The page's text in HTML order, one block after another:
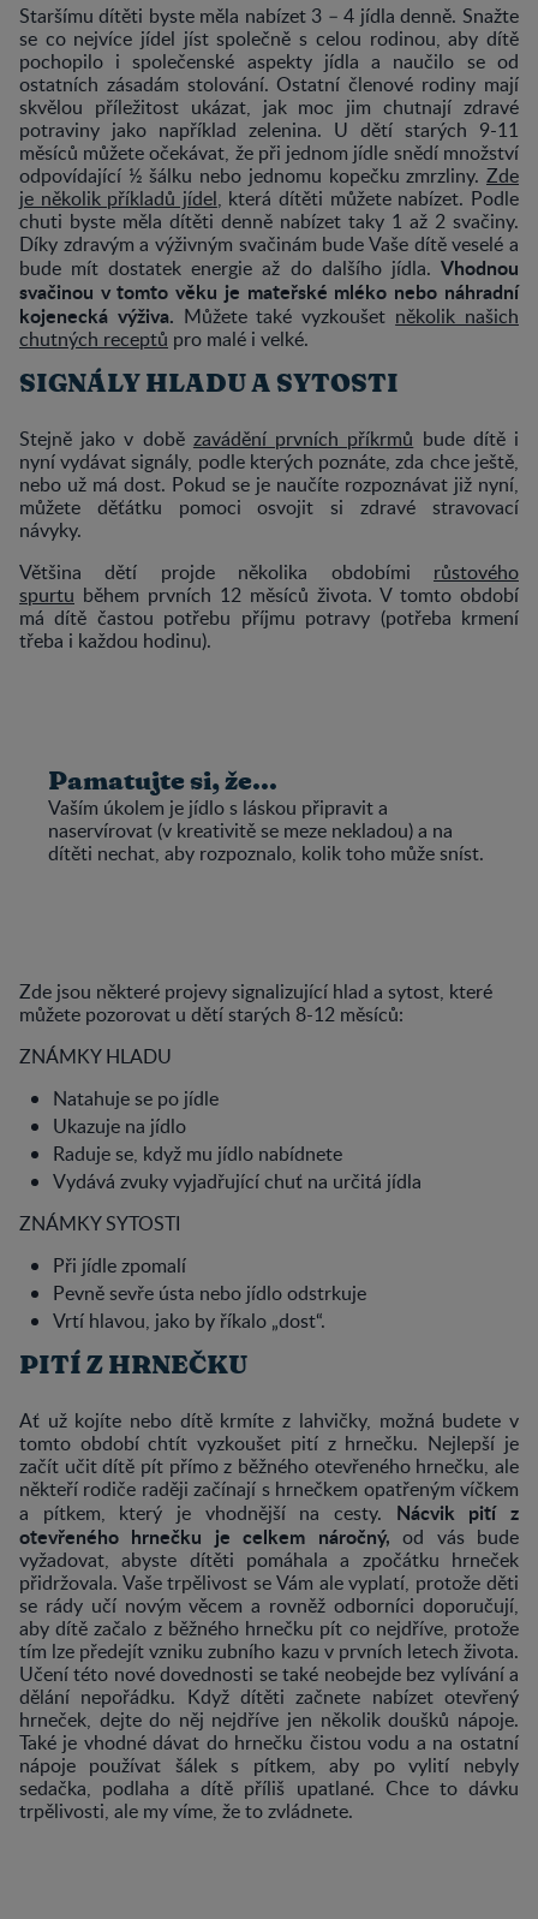
Staršímu dítěti byste měla nabízet 3 – 4 jídla denně. Snažte
se co nejvíce jídel jíst společně s celou rodinou, aby dítě
pochopilo i společenské aspekty jídla a naučilo se od
ostatních zásadám stolování. Ostatní členové rodiny mají
skvělou příležitost ukázat, jak moc jim chutnají zdravé
potraviny jako například zelenina. U dětí starých 9-11
měsíců můžete očekávat, že při jednom jídle snědí množství
odpovídající ½ šálku nebo jednomu kopečku zmrzliny. Zde
je několik příkladů jídel, která dítěti můžete nabízet. Podle
chuti byste měla dítěti denně nabízet taky 1 až 2 svačiny.
Díky zdravým a výživným svačinám bude Vaše dítě veselé a
bude mít dostatek energie až do dalšího jídla. Vhodnou
svačinou v tomto věku je mateřské mléko nebo náhradní
kojenecká výživa. Můžete také vyzkoušet několik našich
chutných receptů pro malé i velké.
SIGNÁLY HLADU A SYTOSTI
Stejně jako v době zavádění prvních příkrmů bude dítě i
nyní vydávat signály, podle kterých poznáte, zda chce ještě,
nebo už má dost. Pokud se je naučíte rozpoznávat již nyní,
můžete děťátku pomoci osvojit si zdravé stravovací
návyky.
Většina dětí projde několika obdobími růstového
spurtu během prvních 12 měsíců života. V tomto období
má dítě častou potřebu příjmu potravy (potřeba krmení
třeba i každou hodinu).
Pamatujte si, že...
Vaším úkolem je jídlo s láskou připravit a
naservírovat (v kreativitě se meze nekladou) a na
dítěti nechat, aby rozpoznalo, kolik toho může sníst.
Zde jsou některé projevy signalizující hlad a sytost, které
můžete pozorovat u dětí starých 8-12 měsíců:
ZNÁMKY HLADU
Natahuje se po jídle
Ukazuje na jídlo
Raduje se, když mu jídlo nabídnete
Vydává zvuky vyjadřující chuť na určitá jídla
ZNÁMKY SYTOSTI
Při jídle zpomalí
Pevně sevře ústa nebo jídlo odstrkuje
Vrtí hlavou, jako by říkalo „dost“.
PITÍ Z HRNEČKU
Ať už kojíte nebo dítě krmíte z lahvičky, možná budete v
tomto období chtít vyzkoušet pití z hrnečku. Nejlepší je
začít učit dítě pít přímo z běžného otevřeného hrnečku, ale
někteří rodiče raději začínají s hrnečkem opatřeným víčkem
a pítkem, který je vhodnější na cesty. Nácvik pití z
otevřeného hrnečku je celkem náročný, od vás bude
vyžadovat, abyste dítěti pomáhala a zpočátku hrneček
přidržovala. Vaše trpělivost se Vám ale vyplatí, protože děti
se rády učí novým věcem a rovněž odborníci doporučují,
aby dítě začalo z běžného hrnečku pít co nejdříve, protože
tím lze předejít vzniku zubního kazu v prvních letech života.
Učení této nové dovednosti se také neobejde bez vylívání a
dělání nepořádku. Když dítěti začnete nabízet otevřený
hrneček, dejte do něj nejdříve jen několik doušků nápoje.
Také je vhodné dávat do hrnečku čistou vodu a na ostatní
nápoje používat šálek s pítkem, aby po vylití nebyly
sedačka, podlaha a dítě příliš upatlané. Chce to dávku
trpělivosti, ale my víme, že to zvládnete.